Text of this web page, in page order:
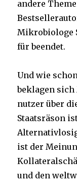
andere
Mikrobiologe
für beendet.
Und wie
beklagen
nutzer über
Staatsräson
ist der
und den